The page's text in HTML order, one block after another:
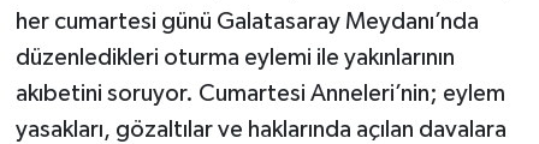
her cumartesi günü Galatasaray Meydanı’nda
düzenledikleri oturma eylemi ile yakınlarının
akıbetini soruyor. Cumartesi Anneleri’nin; eylem
yasakları, gözaltılar ve haklarında açılan davalara